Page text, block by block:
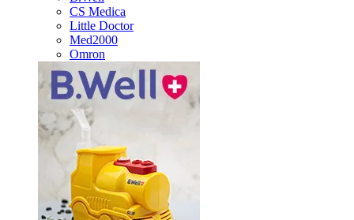
CS Medica
Little Doctor
Med2000
Omron